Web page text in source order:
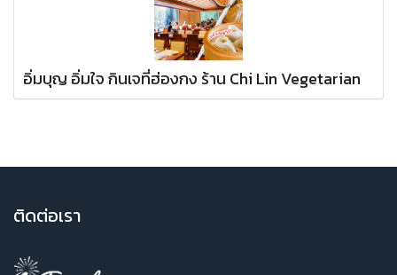
อิ่มบุญ อิ่มใจ กินเจที่ฮ่องกง ร้าน Chi Lin Vegetarian
ติดต่อเรา